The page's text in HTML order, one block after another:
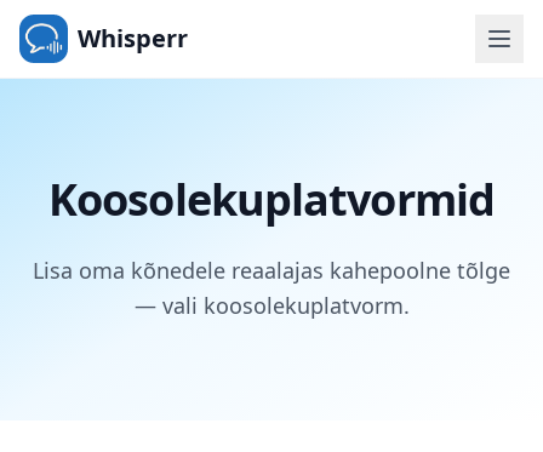
Whisperr
Koosolekuplatvormid
Lisa oma kõnedele reaalajas kahepoolne tõlge
— vali koosolekuplatvorm.